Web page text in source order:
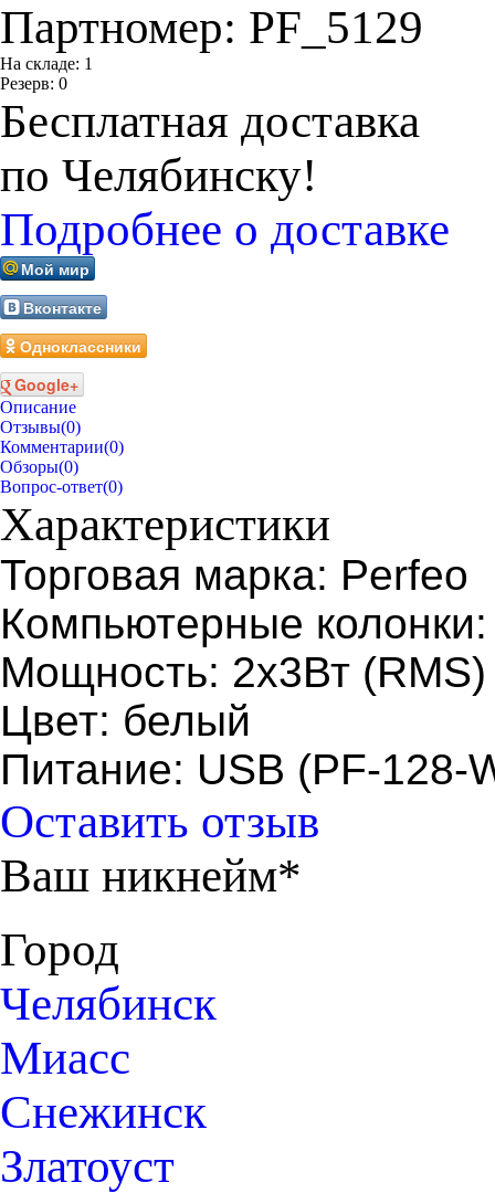
Партномер: PF_5129
На складе: 1
Резерв: 0
Бесплатная доставка
по Челябинску!
Подробнее о доставке
Мой мир
Вконтакте
Одноклассники
Google+
Описание
Отзывы(0)
Комментарии(0)
Обзоры(0)
Вопрос-ответ(0)
Характеристики
Торговая марка: Perfeo
Компьютерные
Мощность: 2х3Вт (RMS)
Цвет: белый
Питание: USB (PF-128-
Оставить отзыв
Ваш никнейм*
Город
Челябинск
Миасс
Снежинск
Златоуст